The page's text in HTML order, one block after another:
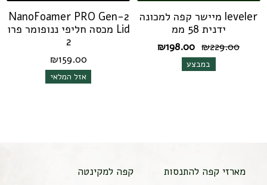
leveler מיישר קפה למכונה
ידנית 58 ממ
₪229.00
המחיר
המקורי
היה:
₪198.00
במבצע
NanoFoamer PRO Gen-2
Lid מכסה חליפי ננופומר פרו
2
₪159.00
אזל המלאי
מארזי קפה להתנסות
קפה למקינטה